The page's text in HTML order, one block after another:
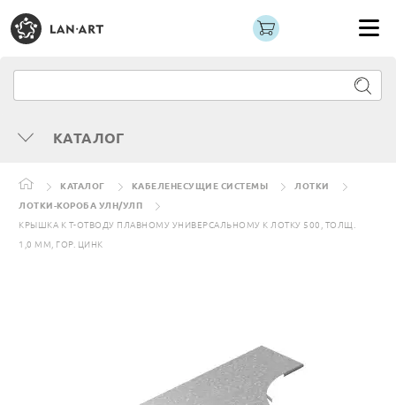
КАТАЛОГ
КАТАЛОГ КАБЕЛЕНЕСУЩИЕ СИСТЕМЫ
ЛОТКИ
ЛОТКИ-КОРОБА УЛН/УЛП
КРЫШКА К Т-ОТВОДУ ПЛАВНОМУ УНИВЕРСАЛЬНОМУ К ЛОТКУ 500, ТОЛЩ.
1,0 ММ, ГОР. ЦИНК